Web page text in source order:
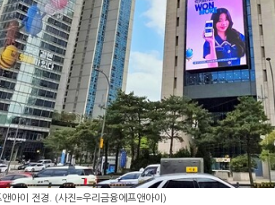
아이 전경. (사진=우리금융에프앤아이)